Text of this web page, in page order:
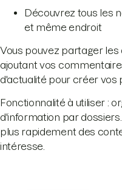
Découvrez tous les
et même endroit
Vous pouvez partager
ajoutant vos
d'actualité pour créer vos
Fonctionnalité à utiliser :
d'information par
plus rapidement des
intéresse.